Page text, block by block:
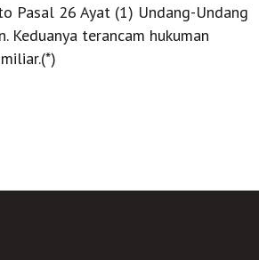
Pasal 26 Ayat (1) Undang-Undang
Keduanya terancam hukuman